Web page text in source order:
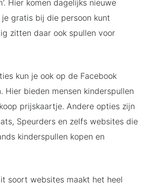
Hier komen dagelijks nieuwe
gratis bij die persoon kunt
zitten daar ook spullen voor
kun je ook op de Facebook
Hier bieden mensen kinderspullen
prijskaartje. Andere opties zijn
Speurders en zelfs websites die
kinderspullen kopen en
soort websites maakt het heel